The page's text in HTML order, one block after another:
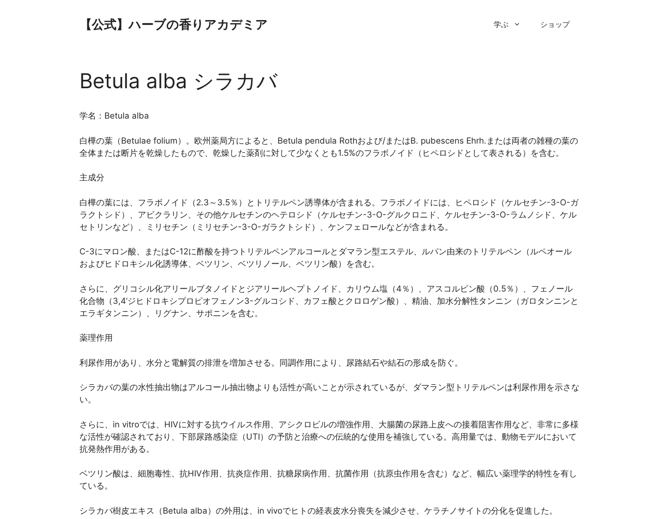
【公式】ハーブの香りアカデミア 学ぶ ショップ
Betula alba シラカバ
学名：Betula alba
白樺の葉（Betulae folium）。欧州薬局方によると、Betula pendula Rothおよび/またはB. pubescens Ehrh.または両者の雑種の葉の
全体または断片を乾燥したもので、乾燥した薬剤に対して少なくとも1.5%のフラボノイド（ヒペロシドとして表される）を含む。
主成分
白樺の葉には、フラボノイド（2.3～3.5％）とトリテルペン誘導体が含まれる。フラボノイドには、ヒペロシド（ケルセチン-3-O-ガ
ラクトシド）、アビクラリン、その他ケルセチンのヘテロシド（ケルセチン-3-O-グルクロニド、ケルセチン-3-O-ラムノシド、ケル
セトリンなど）、ミリセチン（ミリセチン-3-O-ガラクトシド）、ケンフェロールなどが含まれる。
C-3にマロン酸、またはC-12に酢酸を持つトリテルペンアルコールとダマラン型エステル、ルパン由来のトリテルペン（ルペオール
およびヒドロキシル化誘導体、ベツリン、ベツリノール、ベツリン酸）を含む。
さらに、グリコシル化アリールブタノイドとジアリールヘプトノイド、カリウム塩（4％）、アスコルビン酸（0.5％）、フェノール
化合物（3,4’ジヒドロキシプロピオフェノン3-グルコシド、カフェ酸とクロロゲン酸）、精油、加水分解性タンニン（ガロタンニンと
エラギタンニン）、リグナン、サポニンを含む。
薬理作用
利尿作用があり、水分と電解質の排泄を増加させる。同調作用により、尿路結石や結石の形成を防ぐ。
シラカバの葉の水性抽出物はアルコール抽出物よりも活性が高いことが示されているが、ダマラン型トリテルペンは利尿作用を示さな
い。
さらに、in vitroでは、HIVに対する抗ウイルス作用、アシクロビルの増強作用、大腸菌の尿路上皮への接着阻害作用など、非常に多様
な活性が確認されており、下部尿路感染症（UTI）の予防と治療への伝統的な使用を補強している。高用量では、動物モデルにおいて
抗発熱作用がある。
ベツリン酸は、細胞毒性、抗HIV作用、抗炎症作用、抗糖尿病作用、抗菌作用（抗原虫作用を含む）など、幅広い薬理学的特性を有し
ている。
シラカバ樹皮エキス（Betula alba）の外用は、in vivoでヒトの経表皮水分喪失を減少させ、ケラチノサイトの分化を促進した。